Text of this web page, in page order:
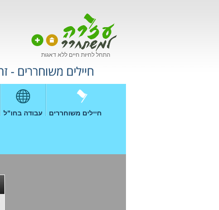
התחל לחיות חיים ללא דאגות
חיילים משוחררים עבודה בחו"ל